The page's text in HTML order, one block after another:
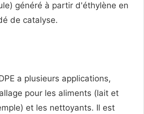
généré à partir d'éthylène en
de catalyse.
a plusieurs applications,
pour les aliments (lait et
et les nettoyants. Il est